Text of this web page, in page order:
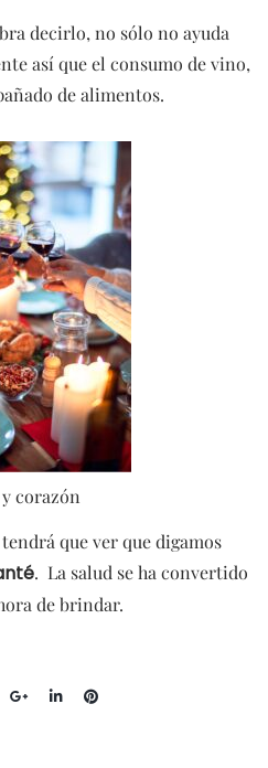
decirlo, no sólo no ayuda
así que el consumo de vino,
de alimentos.
corazón
que ver que digamos
. La salud se ha convertido
de brindar.